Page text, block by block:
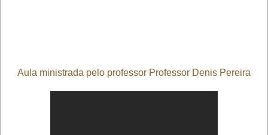
Aula ministrada pelo professor Professor Denis Pereira